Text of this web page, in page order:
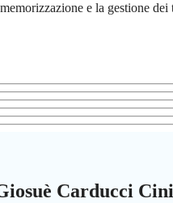
e la gestione
Carducci